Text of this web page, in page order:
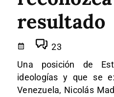
resultado
23
Una posición de
ideologías y que se
Venezuela, Nicolás